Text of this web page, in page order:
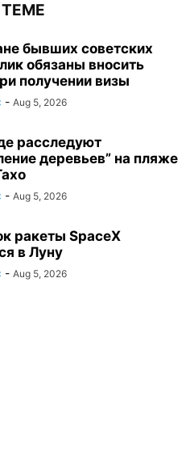
бывших советских
обязаны вносить
получении визы
- Aug 5, 2026
расследуют
деревьев” на пляже
- Aug 5, 2026
ракеты SpaceX
в Луну
- Aug 5, 2026